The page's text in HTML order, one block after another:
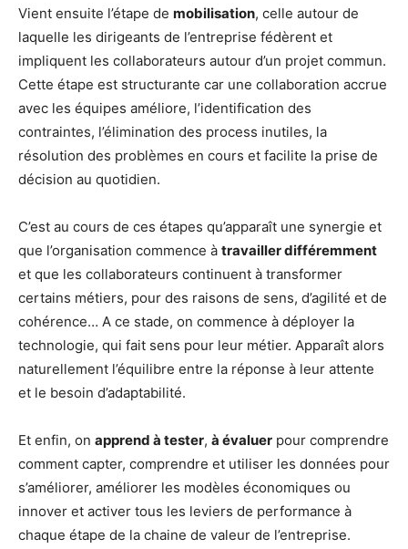
Vient ensuite l’étape de mobilisation, celle autour de
laquelle les dirigeants de l’entreprise fédèrent et
impliquent les collaborateurs autour d’un projet commun.
Cette étape est structurante car une collaboration accrue
avec les équipes améliore, l’identification des
contraintes, l’élimination des process inutiles, la
résolution des problèmes en cours et facilite la prise de
décision au quotidien.
C’est au cours de ces étapes qu’apparaît une synergie et
que l’organisation commence à travailler différemment
et que les collaborateurs continuent à transformer
certains métiers, pour des raisons de sens, d’agilité et de
cohérence… A ce stade, on commence à déployer la
technologie, qui fait sens pour leur métier. Apparaît alors
naturellement l’équilibre entre la réponse à leur attente
et le besoin d’adaptabilité.
Et enfin, on apprend à tester, à évaluer pour comprendre
comment capter, comprendre et utiliser les données pour
s’améliorer, améliorer les modèles économiques ou
innover et activer tous les leviers de performance à
chaque étape de la chaine de valeur de l’entreprise.